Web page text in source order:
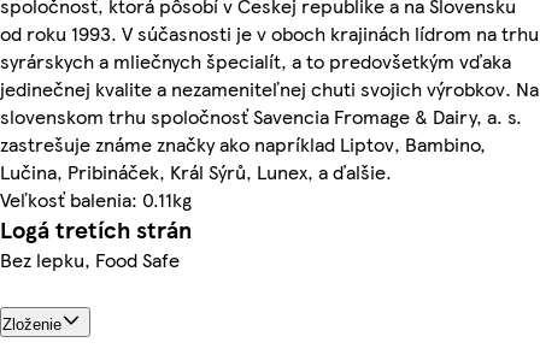
od roku 1993. V súčasnosti je v oboch krajinách lídrom na trhu
syrárskych a mliečnych špecialít, a to predovšetkým vďaka
jedinečnej kvalite a nezameniteľnej chuti svojich výrobkov. Na
slovenskom trhu spoločnosť Savencia Fromage & Dairy, a. s.
zastrešuje známe značky ako napríklad Liptov, Bambino,
Lučina, Pribináček, Král Sýrů, Lunex, a ďalšie.
Veľkosť balenia: 0.11kg
Logá tretích strán
Bez lepku, Food Safe
Zloženie